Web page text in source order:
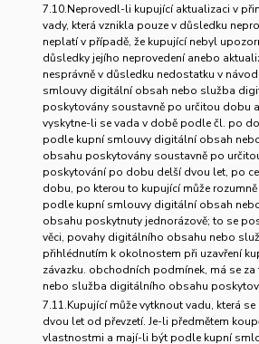
7.10.Neprovedl-li kupující aktualizaci v
vady, která vznikla pouze v důsledku
neplatí v případě, že kupující nebyl
důsledky jejího neprovedení anebo
nesprávně v důsledku nedostatku v
smlouvy digitální obsah nebo služba
poskytovány soustavně po určitou dobu
vyskytne-li se vada v době podle čl. po
podle kupní smlouvy digitální obsah
obsahu poskytovány soustavně po
poskytování po dobu delší dvou let, po
dobu, po kterou to kupující může
podle kupní smlouvy digitální obsah
obsahu poskytnuty jednorázově; to se
věci, povahy digitálního obsahu nebo
přihlédnutím k okolnostem při uzavření
závazku. obchodních podmínek, má se
nebo služba digitálního obsahu
7.11.Kupující může vytknout vadu, která
dvou let od převzetí. Je-li předmětem
vlastnostmi a mají-li být podle kupní